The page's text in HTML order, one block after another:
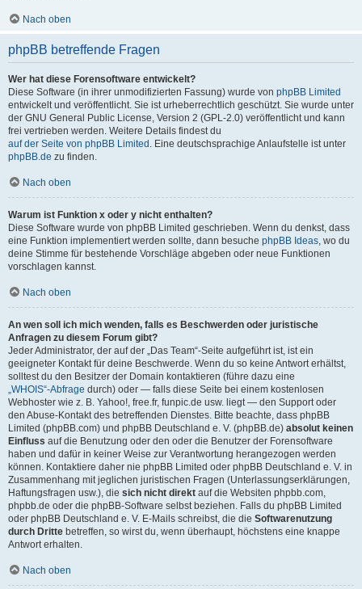
Nach oben
phpBB betreffende Fragen
Wer hat diese Forensoftware entwickelt?
Diese Software (in ihrer unmodifizierten Fassung) wurde von phpBB Limited
entwickelt und veröffentlicht. Sie ist urheberrechtlich geschützt. Sie wurde unter
der GNU General Public License, Version 2 (GPL-2.0) veröffentlicht und kann
frei vertrieben werden. Weitere Details findest du
auf der Seite von phpBB Limited . Eine deutschsprachige Anlaufstelle ist unter
phpBB.de zu finden.
Nach oben
Warum ist Funktion x oder y nicht enthalten?
Diese Software wurde von phpBB Limited geschrieben. Wenn du denkst, dass
eine Funktion implementiert werden sollte, dann besuche phpBB Ideas , wo du
deine Stimme für bestehende Vorschläge abgeben oder neue Funktionen
vorschlagen kannst.
Nach oben
An wen soll ich mich wenden, falls es Beschwerden oder juristische
Anfragen zu diesem Forum gibt?
Jeder Administrator, der auf der „Das Team“-Seite aufgeführt ist, ist ein
geeigneter Kontakt für deine Beschwerde. Wenn du so keine Antwort erhältst,
solltest du den Besitzer der Domain kontaktieren (führe dazu eine
„WHOIS“-Abfrage durch) oder — falls diese Seite bei einem kostenlosen
Webhoster wie z. B. Yahoo!, free.fr, funpic.de usw. liegt — den Support oder
den Abuse-Kontakt des betreffenden Dienstes. Bitte beachte, dass phpBB
Limited (phpBB.com) und phpBB Deutschland e. V. (phpBB.de) absolut keinen
Einfluss auf die Benutzung oder den oder die Benutzer der Forensoftware
haben und dafür in keiner Weise zur Verantwortung herangezogen werden
können. Kontaktiere daher nie phpBB Limited oder phpBB Deutschland e. V. in
Zusammenhang mit jeglichen juristischen Fragen (Unterlassungserklärungen,
Haftungsfragen usw.), die sich nicht direkt auf die Websiten phpbb.com,
phpbb.de oder die phpBB-Software selbst beziehen. Falls du phpBB Limited
oder phpBB Deutschland e. V. E-Mails schreibst, die die Softwarenutzung
durch Dritte betreffen, so wirst du, wenn überhaupt, höchstens eine knappe
Antwort erhalten.
Nach oben